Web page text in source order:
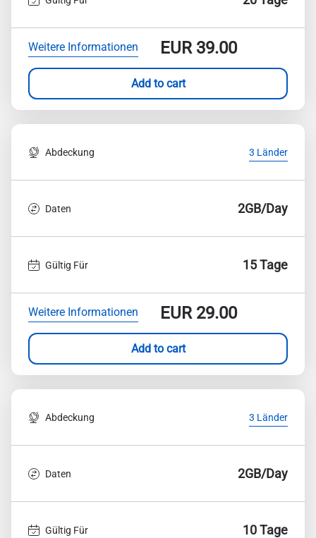
Weitere Informationen EUR39.00
Add to cart
Abdeckung 3 Länder
Daten 2GB/Day
Gültig Für 15 Tage
Weitere Informationen EUR29.00
Add to cart
Abdeckung 3 Länder
Daten 2GB/Day
Gültig Für 10 Tage